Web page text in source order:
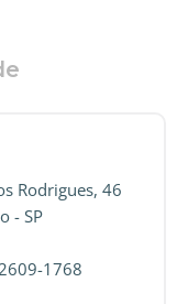
Rodrigues, 46
- SP
1768